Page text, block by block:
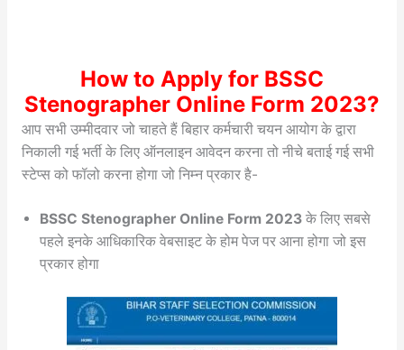
How to Apply for BSSC
Stenographer Online Form 2023?
आप सभी उम्मीदवार जो चाहते हैं बिहार कर्मचारी चयन आयोग के द्वारा
निकाली गई भर्ती के लिए ऑनलाइन आवेदन करना तो नीचे बताई गई सभी
स्टेप्स को फॉलो करना होगा जो निम्न प्रकार है-
BSSC Stenographer Online Form 2023 के लिए सबसे
पहले इनके आधिकारिक वेबसाइट के होम पेज पर आना होगा जो इस
प्रकार होगा